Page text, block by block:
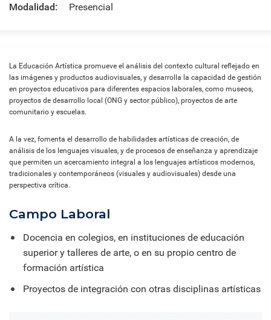
Modalidad: Presencial
La Educación Artística promueve el análisis del contexto cultural reflejado en
las imágenes y productos audiovisuales, y desarrolla la capacidad de gestión
en proyectos educativos para diferentes espacios laborales, como museos,
proyectos de desarrollo local (ONG y sector público), proyectos de arte
comunitario y escuelas.
A la vez, fomenta el desarrollo de habilidades artísticas de creación, de
análisis de los lenguajes visuales, y de procesos de enseñanza y aprendizaje
que permiten un acercamiento integral a los lenguajes artísticos modernos,
tradicionales y contemporáneos (visuales y audiovisuales) desde una
perspectiva crítica.
Campo Laboral
Docencia en colegios, en instituciones de educación
superior y talleres de arte, o en su propio centro de
formación artística
Proyectos de integración con otras disciplinas artísticas